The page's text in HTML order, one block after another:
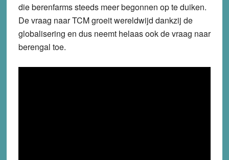
die berenfarms steeds meer begonnen op te duiken.
De vraag naar TCM groeit wereldwijd dankzij de
globalisering en dus neemt helaas ook de vraag naar
berengal toe.